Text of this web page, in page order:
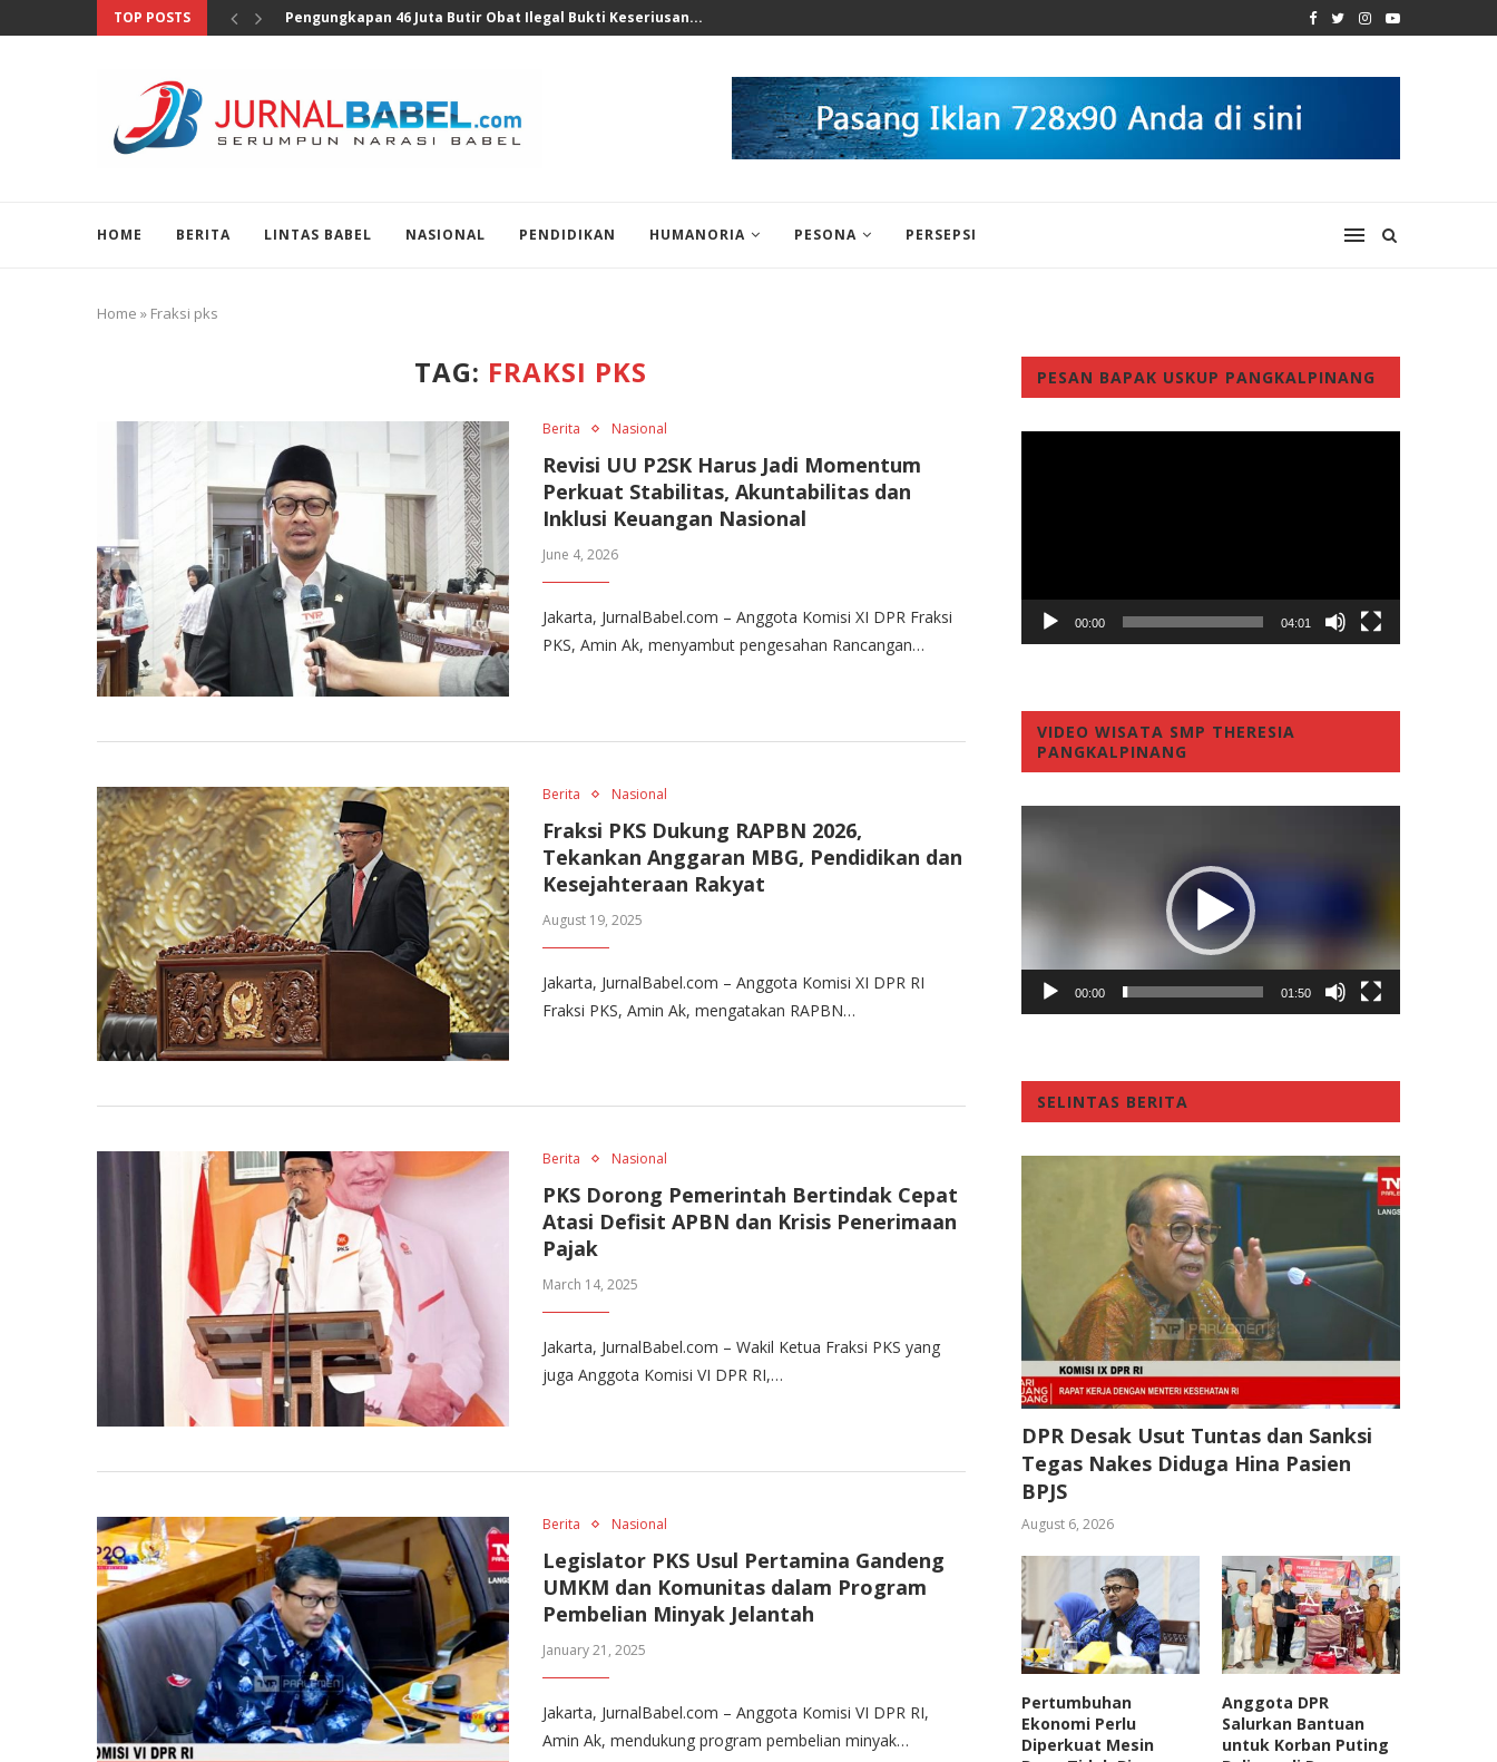
TOP POSTS Anggota DPR Sebut Sensus Ekonomi 2026 Bukan Untuk...
HOME BERITA LINTAS BABEL NASIONAL PENDIDIKAN HUMANORIA PESONA PERSEPSI
Home » Fraksi pks
TAG: FRAKSI PKS
Berita Nasional
Revisi UU P2SK Harus Jadi Momentum
Perkuat Stabilitas, Akuntabilitas dan
Inklusi Keuangan Nasional
June 4, 2026
Jakarta, JurnalBabel.com – Anggota Komisi XI DPR Fraksi
PKS, Amin Ak, menyambut pengesahan Rancangan…
Berita Nasional
Fraksi PKS Dukung RAPBN 2026,
Tekankan Anggaran MBG, Pendidikan dan
Kesejahteraan Rakyat
August 19, 2025
Jakarta, JurnalBabel.com – Anggota Komisi XI DPR RI
Fraksi PKS, Amin Ak, mengatakan RAPBN…
Berita Nasional
PKS Dorong Pemerintah Bertindak Cepat
Atasi Defisit APBN dan Krisis Penerimaan
Pajak
March 14, 2025
Jakarta, JurnalBabel.com – Wakil Ketua Fraksi PKS yang
juga Anggota Komisi VI DPR RI,…
Berita Nasional
Legislator PKS Usul Pertamina Gandeng
UMKM dan Komunitas dalam Program
Pembelian Minyak Jelantah
January 21, 2025
Jakarta, JurnalBabel.com – Anggota Komisi VI DPR RI,
Amin Ak, mendukung program pembelian minyak…
PESAN BAPAK USKUP PANGKALPINANG
00:00 04:01
VIDEO WISATA SMP THERESIA
PANGKALPINANG
00:00 01:50
SELINTAS BERITA
DPR Desak Usut Tuntas dan Sanksi
Tegas Nakes Diduga Hina Pasien
BPJS
August 6, 2026
Pertumbuhan
Ekonomi Perlu
Diperkuat Mesin
Anggota DPR
Salurkan Bantuan
untuk Korban Puting